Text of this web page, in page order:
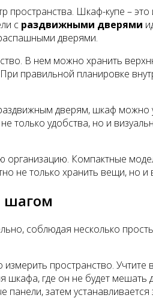
Шкаф-купе –
с раздвижными дверями
дверями.
В нем можно хранить
правильной планировке
дверям, шкаф можно
только удобства, но и
Компактные
не только хранить вещи, но и
шагом
соблюдая несколько
пространство. Учтите
шкафа, где он не будет
затем